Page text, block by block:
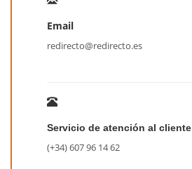
Email
redirecto@redirecto.es
Servicio de atención al cliente
(+34) 607 96 14 62